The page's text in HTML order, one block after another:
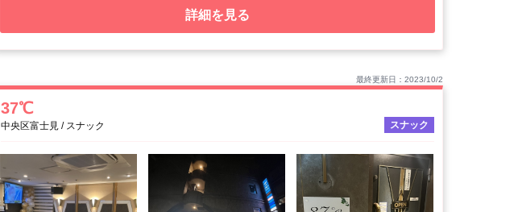
詳細を見る
最終更新日：2023/10/2
37℃
中央区富士見 / スナック スナック